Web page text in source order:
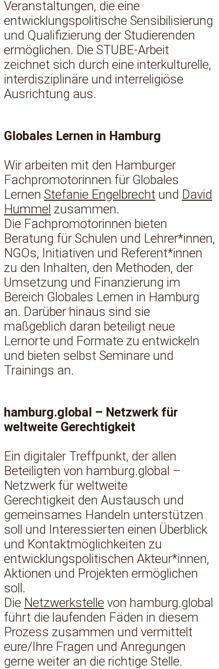
Veranstaltungen, die eine
entwicklungspolitische Sensibilisierung
und Qualifizierung der Studierenden
ermöglichen. Die STUBE-Arbeit
zeichnet sich durch eine interkulturelle,
interdisziplinäre und interreligiöse
Ausrichtung aus.
Globales Lernen in Hamburg
Wir arbeiten mit den Hamburger
Fachpromotorinnen für Globales
Lernen Stefanie Engelbrecht und David
Hummel zusammen.
Die Fachpromotorinnen bieten
Beratung für Schulen und Lehrer*innen,
NGOs, Initiativen und Referent*innen
zu den Inhalten, den Methoden, der
Umsetzung und Finanzierung im
Bereich Globales Lernen in Hamburg
an. Darüber hinaus sind sie
maßgeblich daran beteiligt neue
Lernorte und Formate zu entwickeln
und bieten selbst Seminare und
Trainings an.
hamburg.global – Netzwerk für
weltweite Gerechtigkeit
Ein digitaler Treffpunkt, der allen
Beteiligten von hamburg.global –
Netzwerk für weltweite
Gerechtigkeit den Austausch und
gemeinsames Handeln unterstützen
soll und Interessierten einen Überblick
und Kontaktmöglichkeiten zu
entwicklungspolitischen Akteur*innen,
Aktionen und Projekten ermöglichen
soll.
Die Netzwerkstelle von hamburg.global
führt die laufenden Fäden in diesem
Prozess zusammen und vermittelt
eure/Ihre Fragen und Anregungen
gerne weiter an die richtige Stelle.